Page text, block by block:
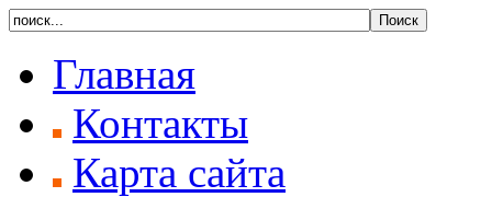
Главная
Контакты
Карта сайта